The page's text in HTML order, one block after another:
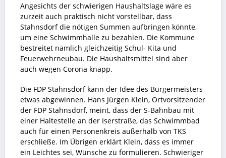
Angesichts der schwierigen Haushaltslage wäre es
zurzeit auch praktisch nicht vorstellbar, dass
Stahnsdorf die nötigen Summen aufbringen könnte,
um eine Schwimmhalle zu bezahlen. Die Kommune
bestreitet nämlich gleichzeitig Schul- Kita und
Feuerwehrneubau. Die Haushaltsmittel sind aber
auch wegen Corona knapp.
Die FDP Stahnsdorf kann der Idee des Bürgermeisters
etwas abgewinnen. Hans Jürgen Klein, Ortvorsitzender
der FDP Stahnsdorf, meint, dass der S-Bahnbau mit
einer Haltestelle an der Iserstraße, das Schwimmbad
auch für einen Personenkreis außerhalb von TKS
erschließe. Im Übrigen erklärt Klein, dass es immer
ein Leichtes sei, Wünsche zu formulieren. Schwieriger